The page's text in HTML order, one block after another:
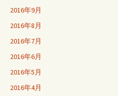
2016年9月
2016年8月
2016年7月
2016年6月
2016年5月
2016年4月